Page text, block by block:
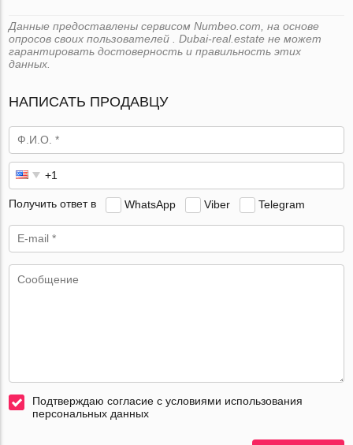
Данные предоставлены сервисом Numbeo.com, на основе
опросов своих пользователей . Dubai-real.estate не может
гарантировать достоверность и правильность этих
данных.
НАПИСАТЬ ПРОДАВЦУ
Получить ответ в WhatsApp Viber Telegram
Подтверждаю согласие с условиями использования
персональных данных